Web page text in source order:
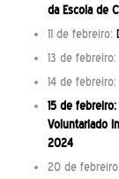
da Escola de
11 de febreiro:
13 de febreiro:
14 de febreiro:
15 de
Voluntariado
2024
20 de febreiro: